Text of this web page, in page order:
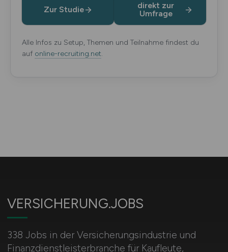
Zur Studie
direkt zur
Umfrage
Alle Infos zu Setup, Themen und Teilnahme findest du
auf online-recruiting.net.
VERSICHERUNG.JOBS
338 Jobs in der Versicherungsindustrie und
Finanzdienstleisterbranche für Kaufleute,